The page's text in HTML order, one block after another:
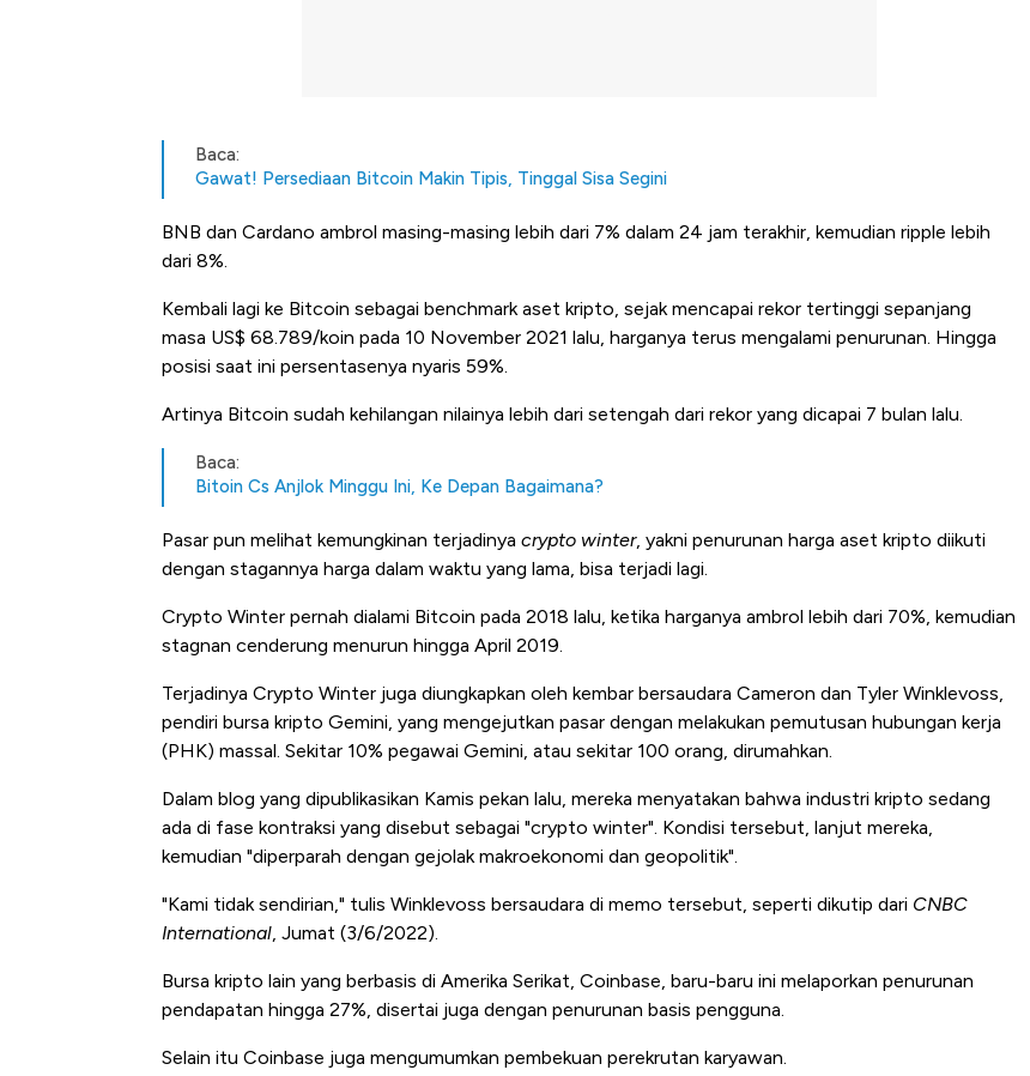
Baca:
Gawat! Persediaan Bitcoin Makin Tipis, Tinggal Sisa Segini
BNB dan Cardano ambrol masing-masing lebih dari 7% dalam 24 jam terakhir, kemudian ripple lebih
dari 8%.
Kembali lagi ke Bitcoin sebagai benchmark aset kripto, sejak mencapai rekor tertinggi sepanjang
masa US$ 68.789/koin pada 10 November 2021 lalu, harganya terus mengalami penurunan. Hingga
posisi saat ini persentasenya nyaris 59%.
Artinya Bitcoin sudah kehilangan nilainya lebih dari setengah dari rekor yang dicapai 7 bulan lalu.
Baca:
Bitoin Cs Anjlok Minggu Ini, Ke Depan Bagaimana?
Pasar pun melihat kemungkinan terjadinya crypto winter, yakni penurunan harga aset kripto diikuti
dengan stagannya harga dalam waktu yang lama, bisa terjadi lagi.
Crypto Winter pernah dialami Bitcoin pada 2018 lalu, ketika harganya ambrol lebih dari 70%, kemudian
stagnan cenderung menurun hingga April 2019.
Terjadinya Crypto Winter juga diungkapkan oleh kembar bersaudara Cameron dan Tyler Winklevoss,
pendiri bursa kripto Gemini, yang mengejutkan pasar dengan melakukan pemutusan hubungan kerja
(PHK) massal. Sekitar 10% pegawai Gemini, atau sekitar 100 orang, dirumahkan.
Dalam blog yang dipublikasikan Kamis pekan lalu, mereka menyatakan bahwa industri kripto sedang
ada di fase kontraksi yang disebut sebagai "crypto winter". Kondisi tersebut, lanjut mereka,
kemudian "diperparah dengan gejolak makroekonomi dan geopolitik".
"Kami tidak sendirian," tulis Winklevoss bersaudara di memo tersebut, seperti dikutip dari CNBC
International, Jumat (3/6/2022).
Bursa kripto lain yang berbasis di Amerika Serikat, Coinbase, baru-baru ini melaporkan penurunan
pendapatan hingga 27%, disertai juga dengan penurunan basis pengguna.
Selain itu Coinbase juga mengumumkan pembekuan perekrutan karyawan.
Langit Dunia, Pembunuh Boeing-Airbus?